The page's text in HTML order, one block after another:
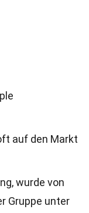
auf den Markt
wurde von
Gruppe unter